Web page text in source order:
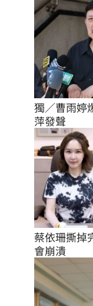
獨／曹雨婷
萍發聲
蔡依珊撕掉
會崩潰